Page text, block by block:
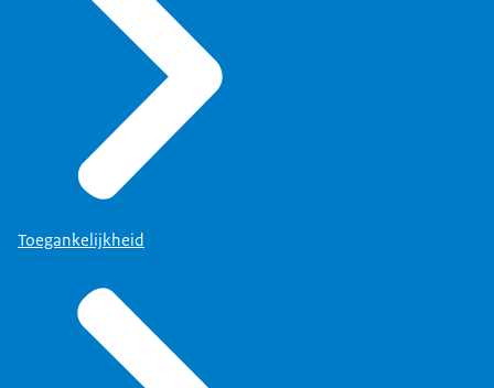
Toegankelijkheid